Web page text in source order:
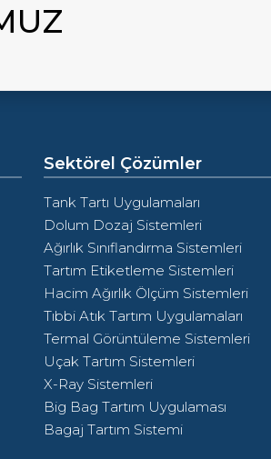
Sektörel Çözümler
Tank Tartı Uygulamaları
Dolum Dozaj Sistemleri
Ağırlık Sınıflandırma Sistemleri
Tartım Etiketleme Sistemleri
Hacim Ağırlık Ölçüm Sistemleri
Tıbbi Atık Tartım Uygulamaları
Termal Görüntüleme Sistemleri
Uçak Tartım Sistemleri
X-Ray Sistemleri
Big Bag Tartım Uygulaması
Bagaj Tartım Sistemi